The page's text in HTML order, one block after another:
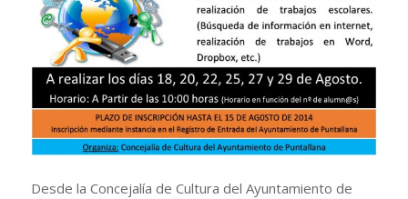
Desde la Concejalía de Cultura del Ayuntamiento de